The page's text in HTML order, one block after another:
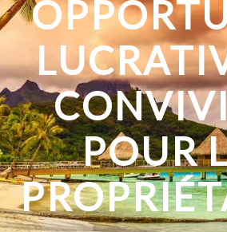
POUR